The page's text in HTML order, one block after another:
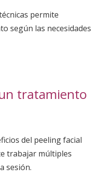
permite
según las necesidades
tratamiento
del peeling facial
trabajar múltiples
sesión.